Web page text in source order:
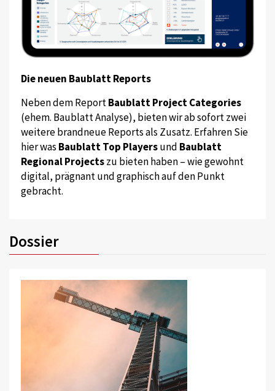
Die neuen Baublatt Reports
Neben dem ReportBaublatt Project Categories
(ehem. Baublatt Analyse), bieten wir ab sofort zwei
weitere brandneue Reports als Zusatz. Erfahren Sie
hier was Baublatt Top Playersund Baublatt
Regional Projectszu bieten haben – wie gewohnt
digital, prägnant und graphisch auf den Punkt
gebracht.
Dossier